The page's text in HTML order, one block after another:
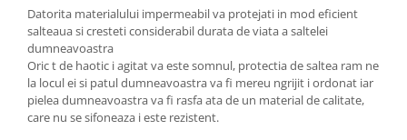
Datorita materialului impermeabil va protejati in mod eficient
salteaua si cresteti considerabil durata de viata a saltelei
dumneavoastra
Oric t de haotic i agitat va este somnul, protectia de saltea ram ne
la locul ei si patul dumneavoastra va fi mereu ngrijit i ordonat iar
pielea dumneavoastra va fi rasfa ata de un material de calitate,
care nu se sifoneaza i este rezistent.